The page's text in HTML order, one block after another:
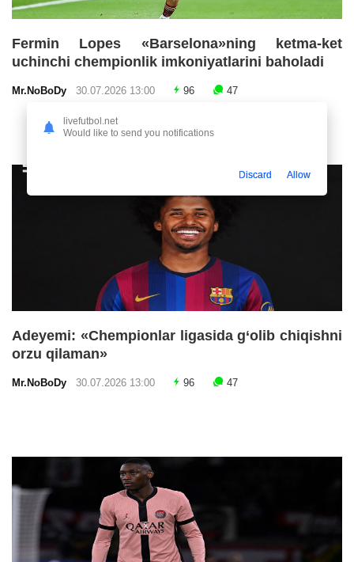
Fermin Lopes «Barselona»ning ketma-ket
uchinchi chempionlik imkoniyatlarini baholadi
Mr.NoBoDy 30.07.2026 13:00 96 47
Adeyemi: «Chempionlar ligasida g‘olib chiqishni
orzu qilaman»
Mr.NoBoDy 30.07.2026 13:00 96 47
livefutbol.net
Would like to send you notifications
Discard Allow